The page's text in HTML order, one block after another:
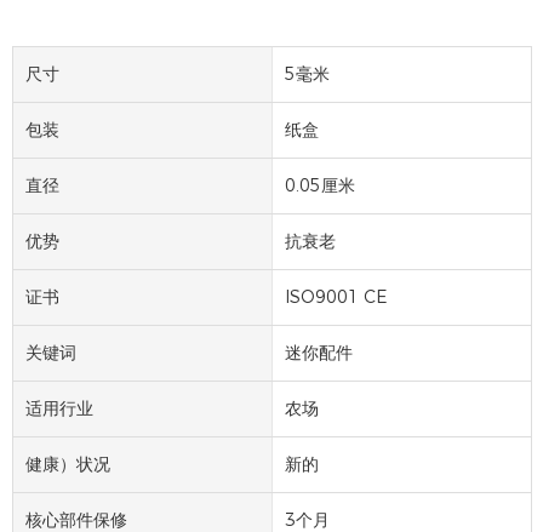
尺寸 5毫米
包装 纸盒
直径 0.05厘米
优势 抗衰老
证书 ISO9001 CE
关键词 迷你配件
适用行业 农场
健康）状况 新的
核心部件保修 3个月